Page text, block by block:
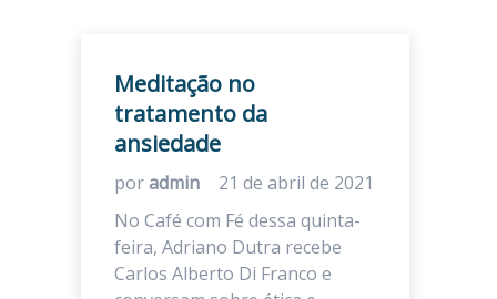
Meditação no
tratamento da
ansiedade
poradmin
21 de abril de 2021
No Café com Fé dessa quinta-
feira, Adriano Dutra recebe
Carlos Alberto Di Franco e